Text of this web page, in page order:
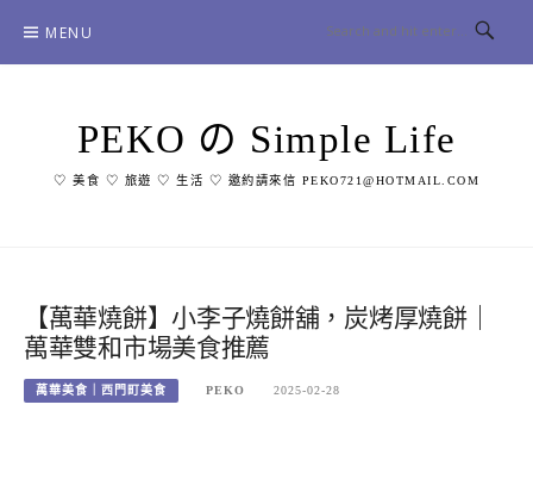
content
MENU
PEKO の Simple Life
♡ 美食 ♡ 旅遊 ♡ 生活 ♡ 邀約請來信 PEKO721@HOTMAIL.COM
【萬華燒餅】小李子燒餅舖，炭烤厚燒餅｜
萬華雙和市場美食推薦
萬華美食｜西門町美食 PEKO 2025-02-28